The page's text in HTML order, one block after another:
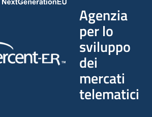
Agenzia
per lo
sviluppo
dei
mercati
telematici